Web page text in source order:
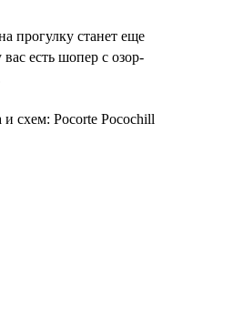
прогулку станет еще
вас есть шопер с озор-
и схем: Pocorte Pocochill